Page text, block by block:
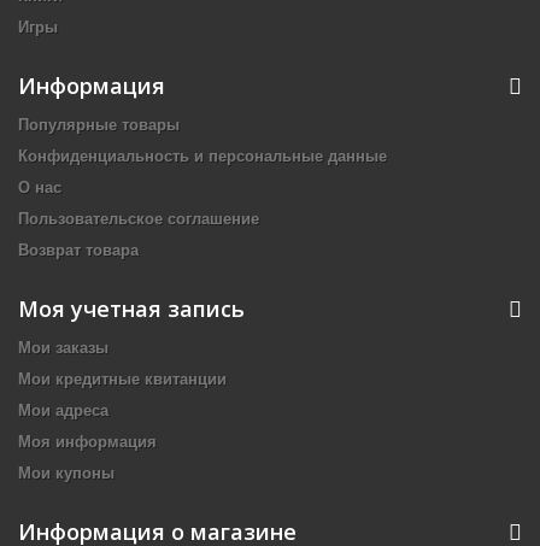
Игры
Информация
Популярные товары
Конфиденциальность и персональные данные
О нас
Пользовательское соглашение
Возврат товара
Моя учетная запись
Мои заказы
Мои кредитные квитанции
Мои адреса
Моя информация
Мои купоны
Информация о магазине